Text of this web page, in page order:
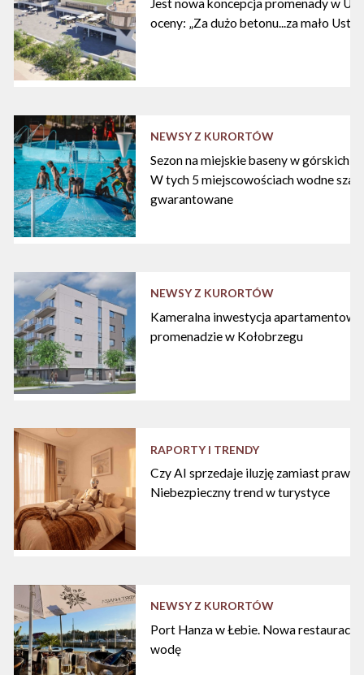
Jest nowa koncepcja promenady w
oceny: „Za dużo betonu...za mało
NEWSY Z KURORTÓW
Sezon na miejskie baseny w górskich
W tych 5 miejscowościach wodne
gwarantowane
NEWSY Z KURORTÓW
Kameralna inwestycja
promenadzie w Kołobrzegu
RAPORTY I TRENDY
Czy AI sprzedaje iluzję zamiast
Niebezpieczny trend w turystyce
NEWSY Z KURORTÓW
Port Hanza w Łebie. Nowa restauracja
wodę